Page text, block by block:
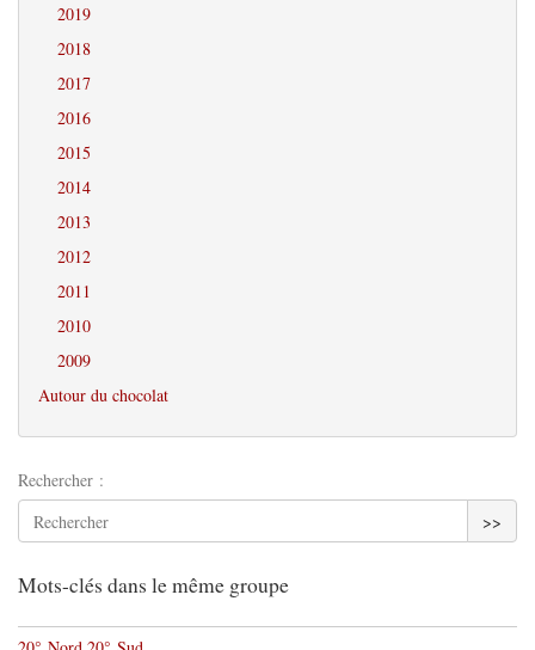
2019
2018
2017
2016
2015
2014
2013
2012
2011
2010
2009
Autour du chocolat
Rechercher :
>>
Mots-clés dans le même groupe